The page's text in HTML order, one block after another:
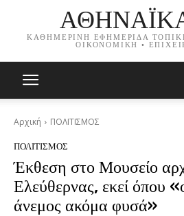
ΚΑΘΗΜΕΡΙΝΗ ΕΦΗΜΕΡΙΔΑ
ΟΙΚΟΝΟΜΙΚΗ •
Αρχική ΠΟΛΙΤΙΣΜΟΣ
ΠΟΛΙΤΙΣΜΟΣ
Έκθεση στο Μουσείο
Ελεύθερνας, εκεί όπου
άνεμος ακόμα φυσά»